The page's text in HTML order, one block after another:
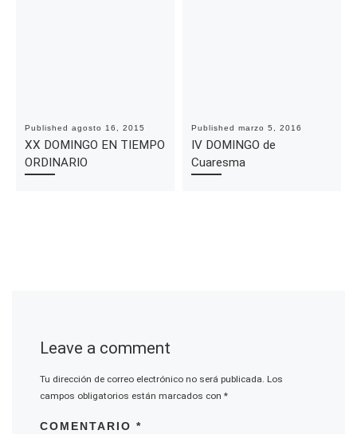
Published agosto 16, 2015
XX DOMINGO EN TIEMPO
ORDINARIO
Published marzo 5, 2016
IV DOMINGO de
Cuaresma
Leave a comment
Tu dirección de correo electrónico no será publicada. Los
campos obligatorios están marcados con*
COMENTARIO*